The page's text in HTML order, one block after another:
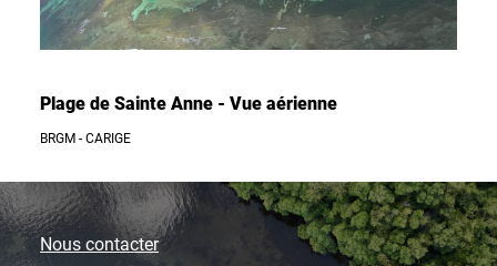
Plage de Sainte Anne - Vue aérienne
BRGM - CARIGE
Nous contacter